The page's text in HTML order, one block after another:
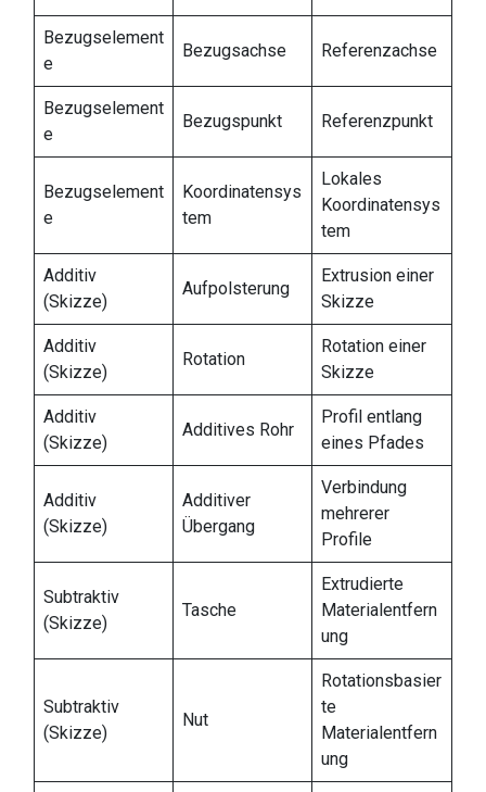
Bezugselement
e
Bezugsachse Referenzachse
Bezugselement
e
Bezugspunkt Referenzpunkt
Bezugselement
e
Koordinatensys
tem
Lokales
Koordinatensys
tem
Additiv
(Skizze)
Aufpolsterung
Extrusion einer
Skizze
Additiv
(Skizze)
Rotation
Rotation einer
Skizze
Additiv
(Skizze)
Additives Rohr
Profil entlang
eines Pfades
Additiv
(Skizze)
Additiver
Übergang
Verbindung
mehrerer
Profile
Subtraktiv
(Skizze)
Tasche
Extrudierte
Materialentfern
ung
Subtraktiv
(Skizze)
Nut
Rotationsbasier
te
Materialentfern
ung